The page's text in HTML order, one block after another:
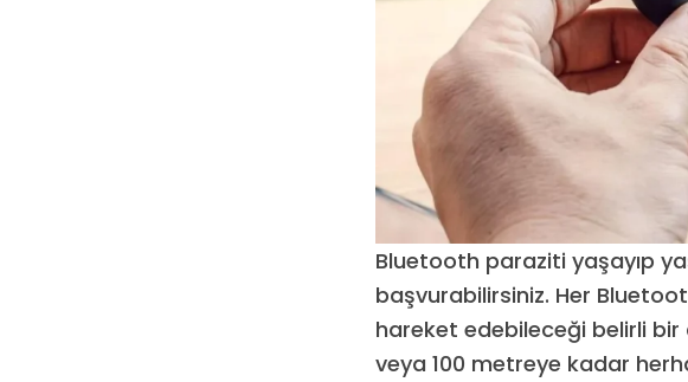
Bluetooth paraziti yaşayıp
başvurabilirsiniz. Her
hareket edebileceği belirli bir
veya 100 metreye kadar